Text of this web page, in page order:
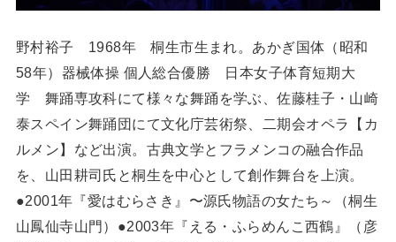
野村裕子 1968年 桐生市生まれ。あかぎ国体（昭和
58年）器械体操 個人総合優勝 日本女子体育短期大
学 舞踊専攻科にて様々な舞踊を学ぶ、佐藤桂子・山崎
泰スペイン舞踊団にて文化庁芸術祭、二期会オペラ【カ
ルメン】など出演。古典文学とフラメンコの融合作品
を、山田耕司氏と桐生を中心として創作舞台を上演。
●2001年『愛はむらさき』〜源氏物語の女たち～（桐生
山鳳仙寺山門）●2003年『える・ふらめんこ西鶴』（彦